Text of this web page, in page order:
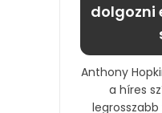
dolgozni
Anthony
a híres